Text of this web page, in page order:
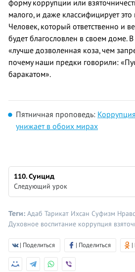
форму коррупции или
малого, и даже классифицирует это
Человек, который ответственно и
будет благословлен в своем доме.
«лучше дозволенная коза, чем
почему наши предки говорили:
баракатом».
Пятничная проповедь:
унижает в обоих мирах
110. Суицид
Следующий урок
Теги: Адаб Тарикат Ихсан Суфизм
Духовное воспитание коррупция
| Поделиться | Поделиться |